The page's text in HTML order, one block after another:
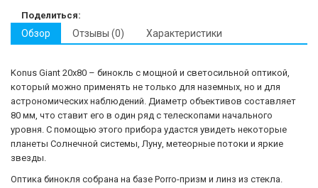
Поделиться:
Обзор Отзывы (0) Характеристики
Konus Giant 20x80 – бинокль с мощной и светосильной оптикой,
который можно применять не только для наземных, но и для
астрономических наблюдений. Диаметр объективов составляет
80 мм, что ставит его в один ряд с телескопами начального
уровня. С помощью этого прибора удастся увидеть некоторые
планеты Солнечной системы, Луну, метеорные потоки и яркие
звезды.
Оптика бинокля собрана на базе Porro-призм и линз из стекла.